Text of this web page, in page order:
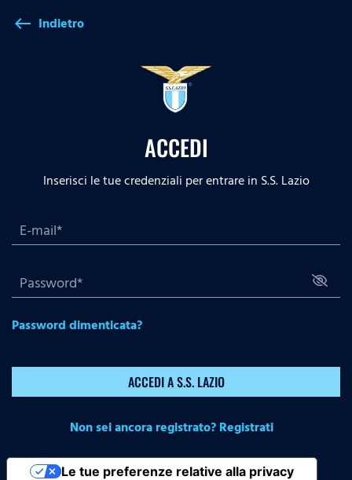
west Indietro
ACCEDI
Inserisci le tue credenziali per entrare in S.S. Lazio
Password dimenticata?
ACCEDI A S.S. LAZIO
Non sei ancora registrato? Registrati
Le tue preferenze relative alla privacy